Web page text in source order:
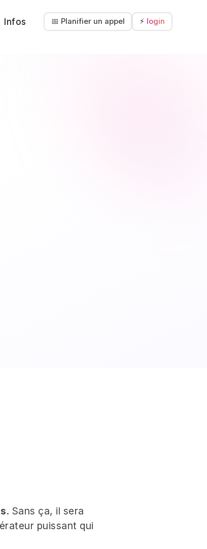
Infos 📅 Planifier un appel ⚡ login
. Sans ça, il sera
puissant qui